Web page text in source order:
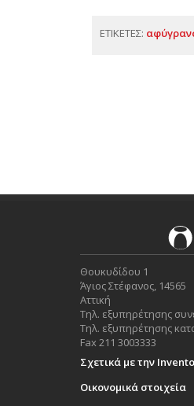
ΕΤΙΚΕΤΕΣ:
Θουκυδίδου 1
Άγιος Στέφανος, 14565
Αττική
Τηλ. εξυπηρέτησης
Τηλ. εξυπηρέτησης
Fax 211 3003333
Σχετικά με την
Οικονομικά στοιχεία